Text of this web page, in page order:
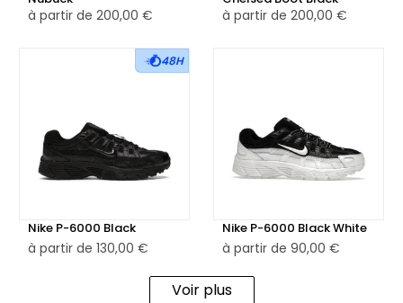
glissantes.
Disponible en version neuve et reconditionnée, chaque
paire d'Timberland 6" Black Boot est minutieusement
modèle est parfait pour ceux qui recherchent une
chaussure durable, performante et élégante, idéale pour
affronter la météo ou compléter un look streetwear.
à partir de 200,00 € à partir de 200,00 €
48H
Nike P-6000 Black
à partir de 130,00 €
Nike P-6000 Black White
à partir de 90,00 €
Voir plus